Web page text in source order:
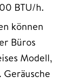
BTU/h.
können
Büros
Modell,